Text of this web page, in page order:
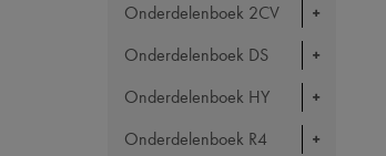
Onderdelenboek 2CV
Onderdelenboek DS
Onderdelenboek HY
Onderdelenboek R4